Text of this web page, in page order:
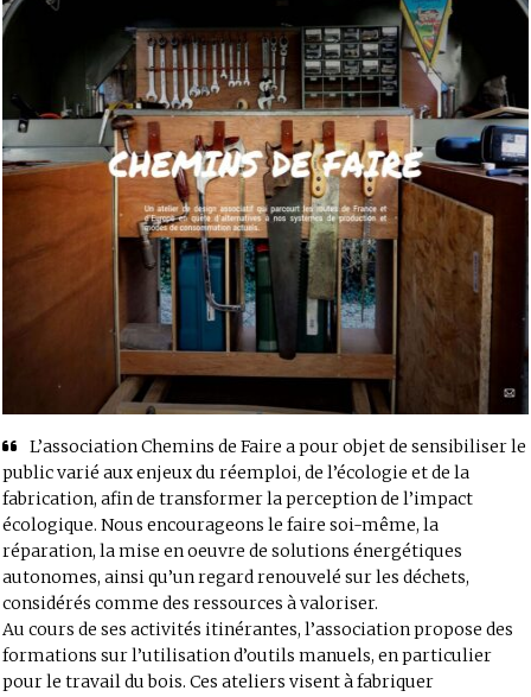
L’association Chemins de Faire a pour objet de sensibiliser le
public varié aux enjeux du réemploi, de l’écologie et de la
fabrication, afin de transformer la perception de l’impact
écologique. Nous encourageons le faire soi-même, la
réparation, la mise en oeuvre de solutions énergétiques
autonomes, ainsi qu’un regard renouvelé sur les déchets,
considérés comme des ressources à valoriser.
Au cours de ses activités itinérantes, l’association propose des
formations sur l’utilisation d’outils manuels, en particulier
pour le travail du bois. Ces ateliers visent à fabriquer